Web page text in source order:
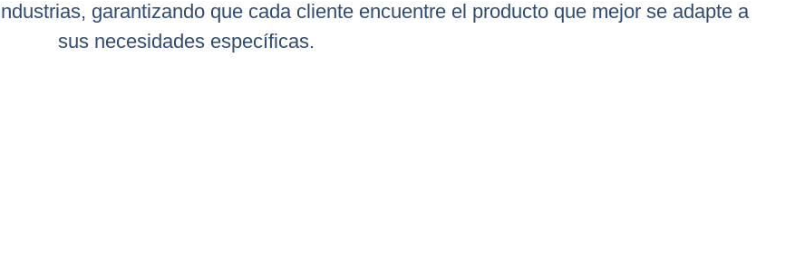
garantizando que cada cliente encuentre el producto que mejor se adapte a
sus necesidades específicas.